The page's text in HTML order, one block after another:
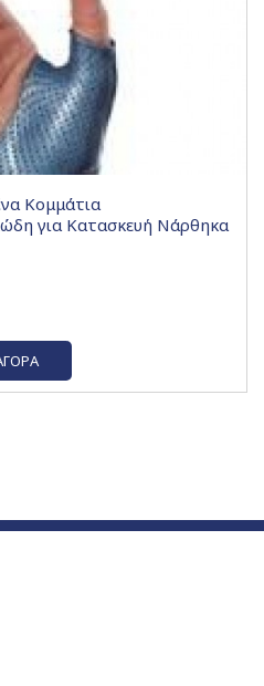
Κομμάτια
για Κατασκευή Νάρθηκα